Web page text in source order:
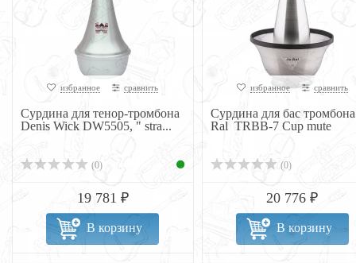
избранное сравнить
Сурдина для тенор-тромбона
Denis Wick DW5505, " stra...
(0)
19 781 ₽
В корзину
избранное сравнить
Сурдина для бас
Ral TRBB-7 Cup mute
(0)
20 776 ₽
В корзину